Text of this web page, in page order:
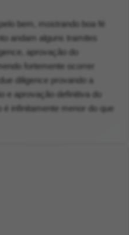
bem, mostrando boa fé
andam alguns tramites
aprovação do
fortemente ocorrer
diligence provando a
e aprovação definitiva do
é infinitamente menor do que